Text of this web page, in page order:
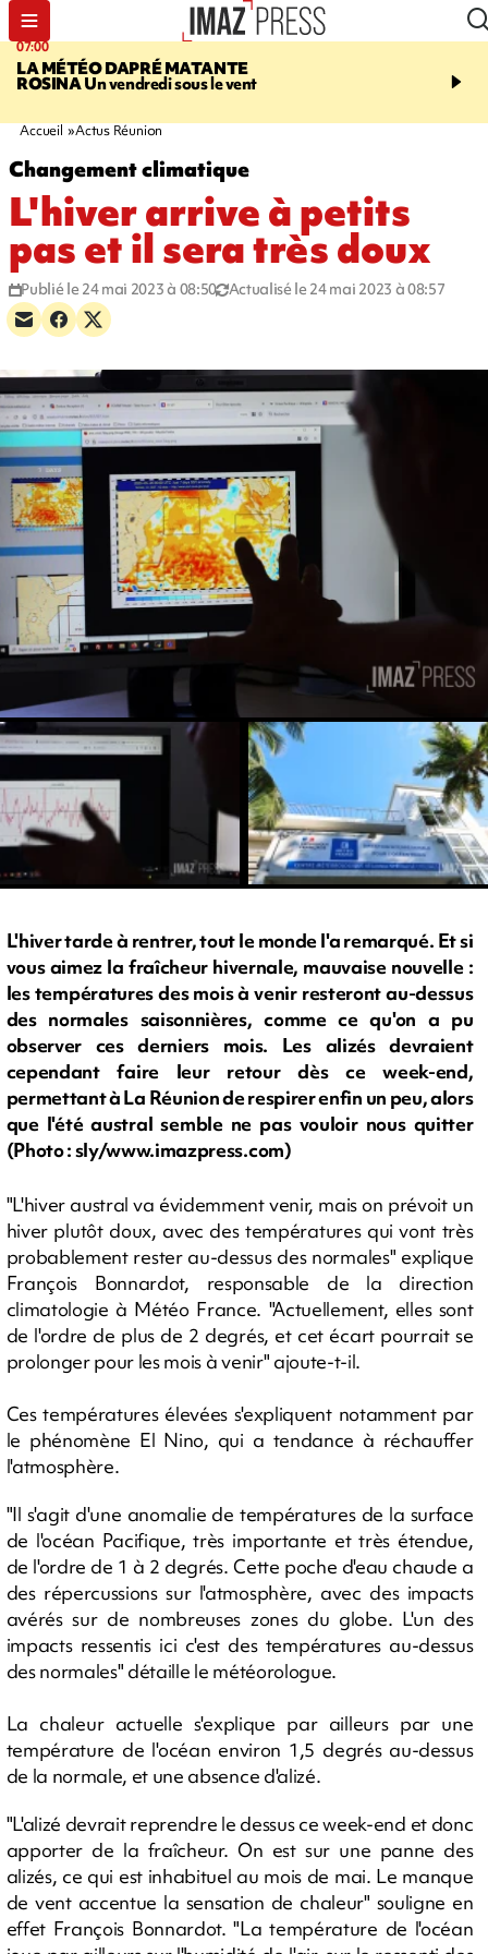
07:00
LA MÉTÉO DAPRÉ MATANTE
ROSINAUn vendredi sous le vent
07:58
téléphérique Papang
Accueil Actus Réunion
Changement climatique
L'hiver arrive à petits
pas et il sera très doux
Publié le 24 mai 2023 à 08:50 Actualisé le 24 mai 2023 à 08:57
L'hiver tarde à rentrer, tout le monde l'a remarqué. Et si
vous aimez la fraîcheur hivernale, mauvaise nouvelle :
les températures des mois à venir resteront au-dessus
des normales saisonnières, comme ce qu'on a pu
observer ces derniers mois. Les alizés devraient
cependant faire leur retour dès ce week-end,
permettant à La Réunion de respirer enfin un peu, alors
que l'été austral semble ne pas vouloir nous quitter
(Photo : sly/www.imazpress.com)
"L'hiver austral va évidemment venir, mais on prévoit un
hiver plutôt doux, avec des températures qui vont très
probablement rester au-dessus des normales" explique
François Bonnardot, responsable de la direction
climatologie à Météo France. "Actuellement, elles sont
de l'ordre de plus de 2 degrés, et cet écart pourrait se
prolonger pour les mois à venir" ajoute-t-il.
Ces températures élevées s'expliquent notamment par
le phénomène El Nino, qui a tendance à réchauffer
l'atmosphère.
"Il s'agit d'une anomalie de températures de la surface
de l'océan Pacifique, très importante et très étendue,
de l'ordre de 1 à 2 degrés. Cette poche d'eau chaude a
des répercussions sur l'atmosphère, avec des impacts
avérés sur de nombreuses zones du globe. L'un des
impacts ressentis ici c'est des températures au-dessus
des normales" détaille le météorologue.
La chaleur actuelle s'explique par ailleurs par une
température de l'océan environ 1,5 degrés au-dessus
de la normale, et une absence d'alizé.
"L'alizé devrait reprendre le dessus ce week-end et donc
apporter de la fraîcheur. On est sur une panne des
alizés, ce qui est inhabituel au mois de mai. Le manque
de vent accentue la sensation de chaleur" souligne en
effet François Bonnardot. "La température de l'océan